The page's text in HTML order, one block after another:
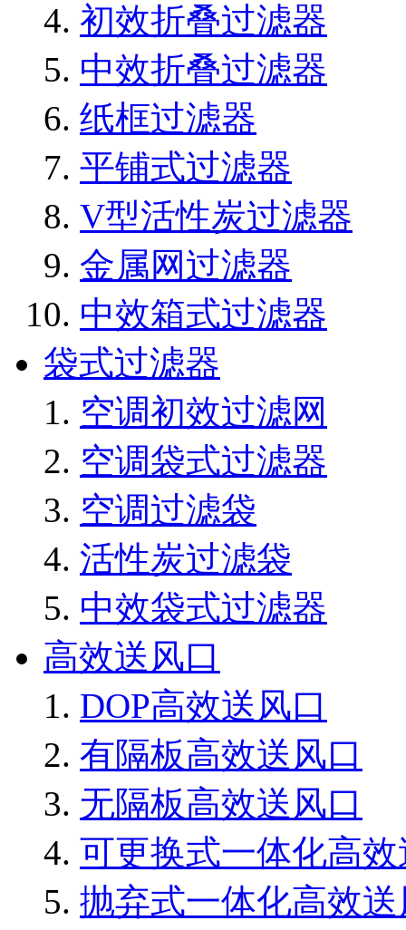
初效折叠过滤器
中效折叠过滤器
纸框过滤器
平铺式过滤器
V型活性炭过滤器
金属网过滤器
中效箱式过滤器
袋式过滤器
空调初效过滤网
空调袋式过滤器
空调过滤袋
活性炭过滤袋
中效袋式过滤器
高效送风口
DOP高效送风口
有隔板高效送风口
无隔板高效送风口
可更换式一体化高
抛弃式一体化高效